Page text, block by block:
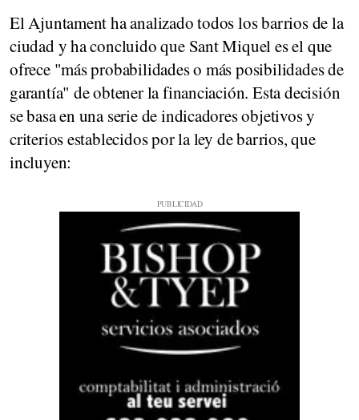
El Ajuntament ha analizado todos los barrios de la
ciudad y ha concluido que Sant Miquel es el que
ofrece "más probabilidades o más posibilidades de
garantía" de obtener la financiación. Esta decisión
se basa en una serie de indicadores objetivos y
criterios establecidos por la ley de barrios, que
incluyen: